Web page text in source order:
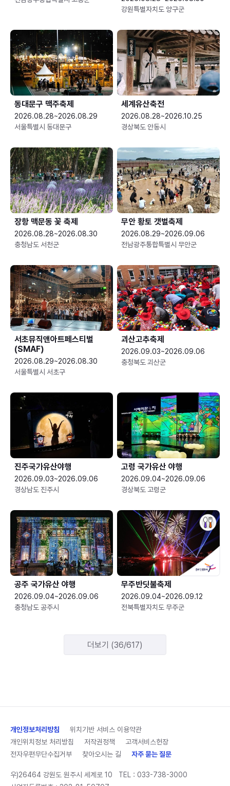
강원특별자치도 양구군
동대문구 맥주축제
2026.08.28~2026.08.29
서울특별시 동대문구
세계유산축전
2026.08.28~2026.10.25
경상북도 안동시
장항 맥문동 꽃 축제
2026.08.28~2026.08.30
충청남도 서천군
무안 황토 갯벌축제
2026.08.29~2026.09.06
전남광주통합특별시 무안군
서초뮤직앤아트페스티벌
(SMAF)
2026.08.29~2026.08.30
서울특별시 서초구
괴산고추축제
2026.09.03~2026.09.06
충청북도 괴산군
진주국가유산야행
2026.09.03~2026.09.06
경상남도 진주시
고령 국가유산 야행
2026.09.04~2026.09.06
경상북도 고령군
공주 국가유산 야행
2026.09.04~2026.09.06
충청남도 공주시
무주반딧불축제
2026.09.04~2026.09.12
전북특별자치도 무주군
더보기 (36/617)
개인정보처리방침
위치기반 서비스 이용약관
개인위치정보 처리방침
저작권정책
고객서비스헌장
전자우편무단수집거부
찾아오시는 길 자주 묻는 질문
우)26464 강원도 원주시 세계로 10 TEL : 033-738-3000